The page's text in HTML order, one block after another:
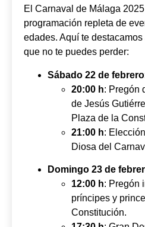
El Carnaval de Málaga
programación repleta de
edades. Aquí te
que no te puedes perder:
Sábado 22 de febrero
20:00 h: Pregón
de Jesús
Plaza de la
21:00 h:
Diosa del
Domingo 23 de
12:00 h: Pregón
príncipes y
Constitución.